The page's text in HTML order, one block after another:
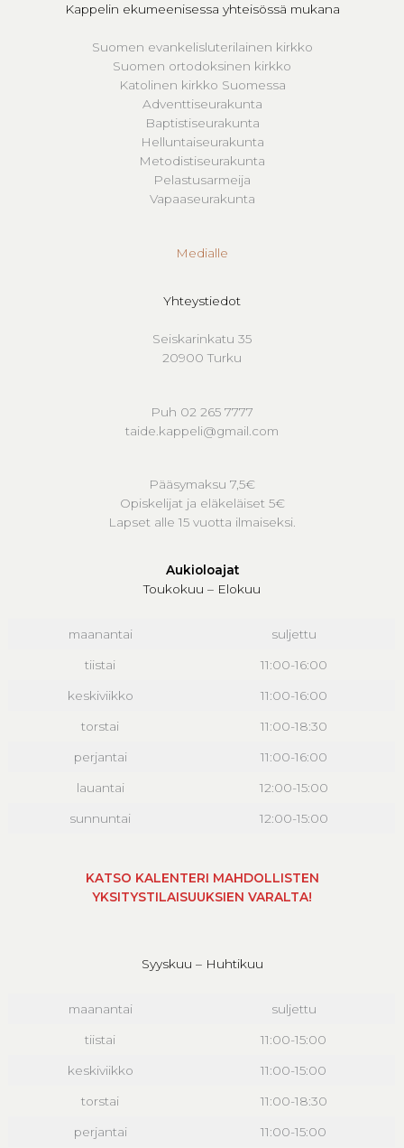
Kappelin ekumeenisessa yhteisössä mukana
Suomen evankelisluterilainen kirkko
Suomen ortodoksinen kirkko
Katolinen kirkko Suomessa
Adventtiseurakunta
Baptistiseurakunta
Helluntaiseurakunta
Metodistiseurakunta
Pelastusarmeija
Vapaaseurakunta
Medialle
Yhteystiedot
Seiskarinkatu 35
20900 Turku
Puh 02 265 7777
taide.kappeli@gmail.com
Pääsymaksu 7,5€
Opiskelijat ja eläkeläiset 5€
Lapset alle 15 vuotta ilmaiseksi.
Aukioloajat
Toukokuu – Elokuu
maanantai suljettu
tiistai 11:00-16:00
keskiviikko 11:00-16:00
torstai 11:00-18:30
perjantai 11:00-16:00
lauantai 12:00-15:00
sunnuntai 12:00-15:00
KATSO KALENTERI MAHDOLLISTEN
YKSITYSTILAISUUKSIEN VARALTA!
Syyskuu – Huhtikuu
maanantai suljettu
tiistai 11:00-15:00
keskiviikko 11:00-15:00
torstai 11:00-18:30
perjantai 11:00-15:00